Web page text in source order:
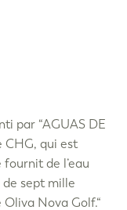
par “AGUAS DE
CHG, qui est
de l’eau
sept mille
Nova Golf.“